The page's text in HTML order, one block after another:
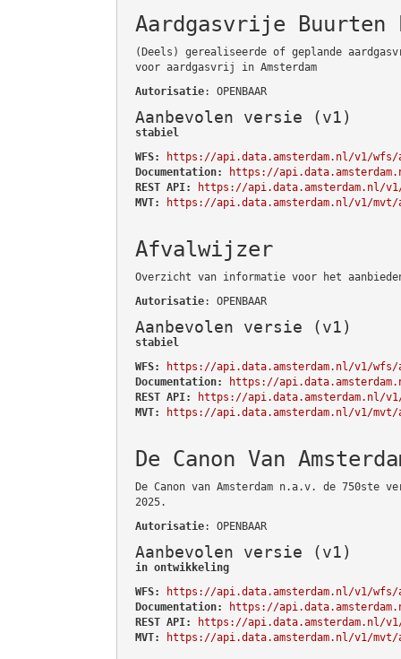
Aardgasvrije
(Deels) gerealiseerde of geplande
voor aardgasvrij in Amsterdam
Autorisatie: OPENBAAR
Aanbevolen versie (v1)
stabiel
WFS:
https://api.data.amsterdam.nl/v1/wfs/
Documentation:
https://
REST API:
https://api.data.amsterdam.nl/
MVT:
https://api.data.amsterdam.nl/v1/mvt/
Afvalwijzer
Overzicht van informatie voor het
Autorisatie: OPENBAAR
Aanbevolen versie (v1)
stabiel
WFS:
https://api.data.amsterdam.nl/v1/
Documentation:
https://
REST API:
https://api.data.amsterdam.nl/
MVT:
https://api.data.amsterdam.nl/v1/
De Canon Van
De Canon van Amsterdam n.a.v. de 750ste
2025.
Autorisatie: OPENBAAR
Aanbevolen versie (v1)
in ontwikkeling
WFS:
https://api.data.amsterdam.nl/v1/wfs/
Documentation:
https://
REST API:
https://api.data.amsterdam.nl/v1/
MVT:
https://api.data.amsterdam.nl/v1/mvt/